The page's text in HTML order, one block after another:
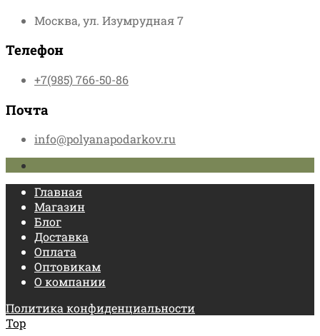
Москва, ул. Изумрудная 7
Телефон
+7(985) 766-50-86
Почта
info@polyanapodarkov.ru
Главная
Магазин
Блог
Доставка
Оплата
Оптовикам
О компании
Политика конфиденциальности
Top